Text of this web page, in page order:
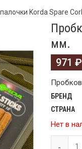
Korda Spare
мм.
971 ₽
БРЕНД
СТРАНА
Нет в